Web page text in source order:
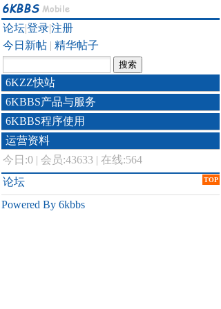
论坛|登录|注册
今日新帖 | 精华帖子
6KZZ快站
6KBBS产品与服务
6KBBS程序使用
运营资料
今日:0 | 会员:43633 | 在线:564
TOP
论坛
Powered By 6kbbs